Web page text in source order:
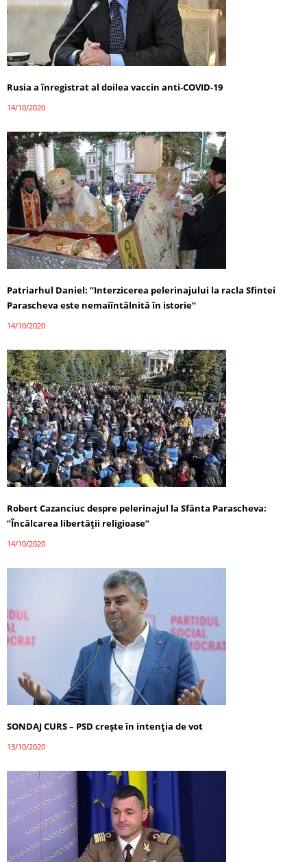
Rusia a înregistrat al doilea vaccin anti-COVID-19
14/10/2020
Patriarhul Daniel: ”Interzicerea pelerinajului la racla Sfintei
Parascheva este nemaiîntâlnită în istorie”
14/10/2020
Robert Cazanciuc despre pelerinajul la Sfânta Parascheva:
”Încălcarea libertății religioase”
14/10/2020
SONDAJ CURS – PSD crește în intenția de vot
13/10/2020